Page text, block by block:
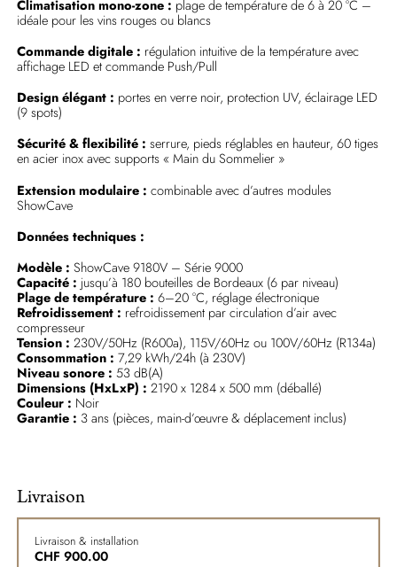
Climatisation mono-zone : plage de température de 6 à 20 °C –
idéale pour les vins rouges ou blancs
Commande digitale : régulation intuitive de la température avec
affichage LED et commande Push/Pull
Design élégant : portes en verre noir, protection UV, éclairage LED
(9 spots)
Sécurité & flexibilité : serrure, pieds réglables en hauteur, 60 tiges
en acier inox avec supports « Main du Sommelier »
Extension modulaire : combinable avec d’autres modules
ShowCave
Données techniques :
Modèle : ShowCave 9180V – Série 9000
Capacité : jusqu’à 180 bouteilles de Bordeaux (6 par niveau)
Plage de température : 6–20 °C, réglage électronique
Refroidissement : refroidissement par circulation d’air avec
compresseur
Tension : 230V/50Hz (R600a), 115V/60Hz ou 100V/60Hz (R134a)
Consommation : 7,29 kWh/24h (à 230V)
Niveau sonore : 53 dB(A)
Dimensions (HxLxP) : 2190 x 1284 x 500 mm (déballé)
Couleur : Noir
Garantie : 3 ans (pièces, main-d’œuvre & déplacement inclus)
Livraison
Livraison & installation
CHF 900.00